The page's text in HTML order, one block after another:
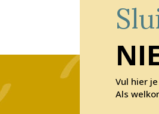
Vul hier
Als